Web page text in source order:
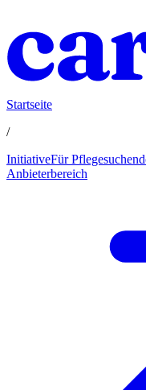
Startseite
/
InitiativeFür
Anbieterbereich